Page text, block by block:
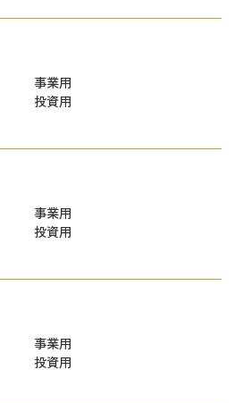
事業用
投資用
事業用
投資用
事業用
投資用